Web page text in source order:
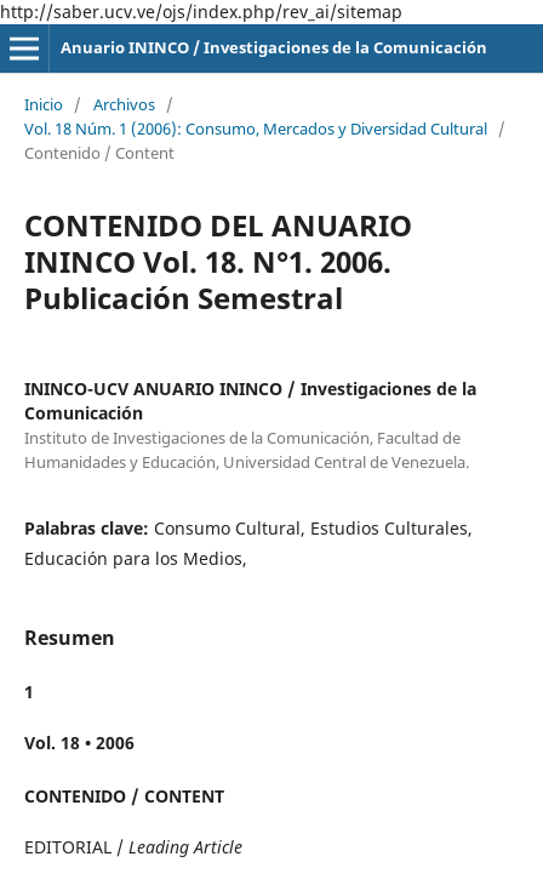
http://saber.ucv.ve/ojs/index.php/rev_ai/sitemap
Anuario ININCO / Investigaciones de la Comunicación
Inicio / Archivos /
Vol. 18 Núm. 1 (2006): Consumo, Mercados y Diversidad Cultural /
Contenido / Content
CONTENIDO DEL ANUARIO
ININCO Vol. 18. N°1. 2006.
Publicación Semestral
ININCO-UCV ANUARIO ININCO / Investigaciones de la
Comunicación
Instituto de Investigaciones de la Comunicación, Facultad de
Humanidades y Educación, Universidad Central de Venezuela.
Palabras clave: Consumo Cultural, Estudios Culturales,
Educación para los Medios,
Resumen
1
Vol. 18 • 2006
CONTENIDO / CONTENT
EDITORIAL / Leading Article